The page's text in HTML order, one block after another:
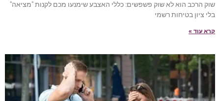
שוק הרכב הוא לא שוק פשפשים: כללי האצבע שימנעו מכם לקנות "מציאה"
בלי ציון בטיחות רשמי
קרא עוד »